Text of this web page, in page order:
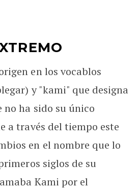
en los vocablos
y "kami" que designa
no ha sido su único
a través del tiempo este
en el nombre que lo
siglos de su
Kami por el